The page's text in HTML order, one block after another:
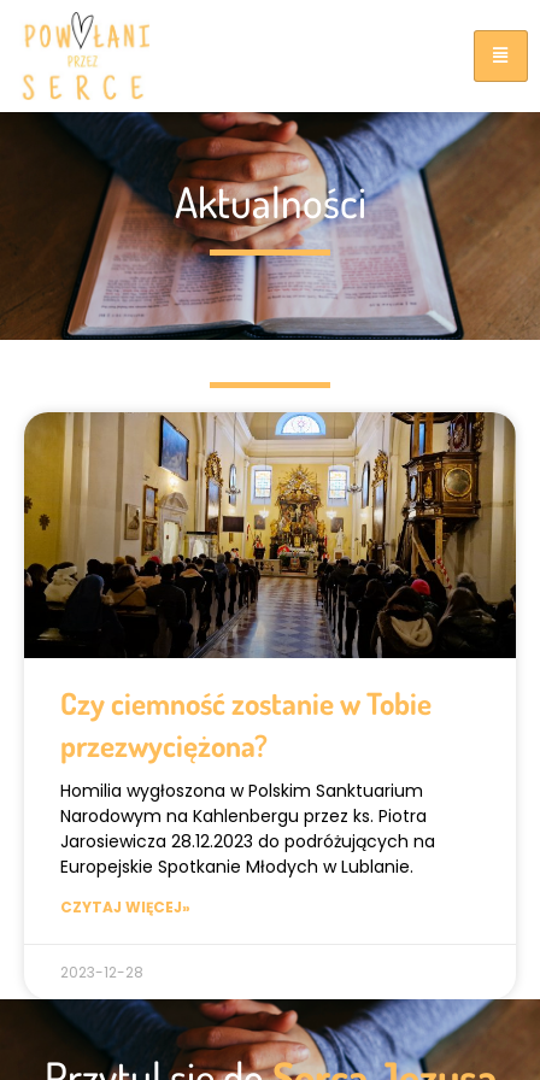
Aktualności
Czy ciemność zostanie w Tobie
przezwyciężona?
Homilia wygłoszona w Polskim Sanktuarium
Narodowym na Kahlenbergu przez ks. Piotra
Jarosiewicza 28.12.2023 do podróżujących na
Europejskie Spotkanie Młodych w Lublanie.
CZYTAJ WIĘCEJ»
2023-12-28